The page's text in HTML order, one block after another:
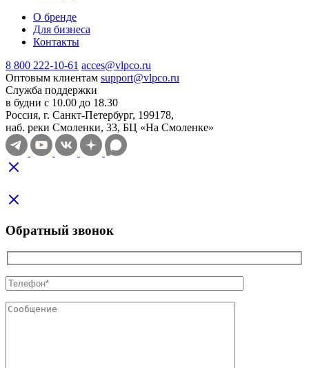
О бренде
Для бизнеса
Контакты
8 800 222-10-61 acces@vlpco.ru
Оптовым клиентам support@vlpco.ru
Служба поддержки
в будни с 10.00 до 18.30
Россия, г. Санкт-Петербург, 199178,
наб. реки Смоленки, 33, БЦ «На Смоленке»
Обратный звонок